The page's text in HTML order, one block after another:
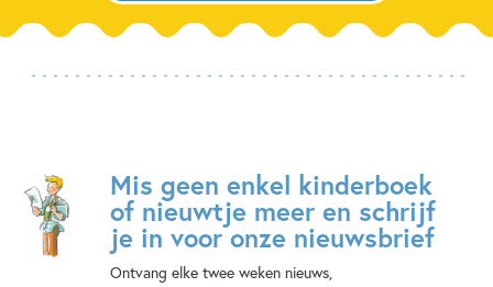
Mis geen enkel kinderboek
of nieuwtje meer en schrijf
je in voor onze nieuwsbrief
Ontvang elke twee weken nieuws,